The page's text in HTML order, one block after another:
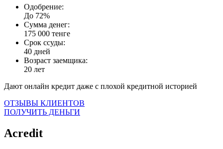
Одобрение:
До 72%
Сумма денег:
175 000 тенге
Срок ссуды:
40 дней
Возраст заемщика:
20 лет
Дают онлайн кредит даже с плохой кредитной историей
ОТЗЫВЫ КЛИЕНТОВ
ПОЛУЧИТЬ ДЕНЬГИ
Acredit